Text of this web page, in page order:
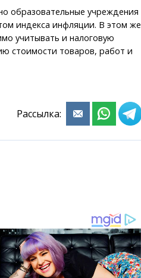
образовательные учреждения
индекса инфляции. В этом же
учитывать и налоговую
стоимости товаров, работ и
Рассылка: